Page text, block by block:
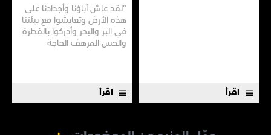
اقرأ
"لقد عاش آباؤنا وأجدادنا على
هذه الأرض وتعايشوا مع بيئتنا
في البر والبحر وأدركوا بالفطرة
والحس المرهف الحاجة
القادمة مصدرًا للخير ونبعًا
للعطاء".
اقرأ